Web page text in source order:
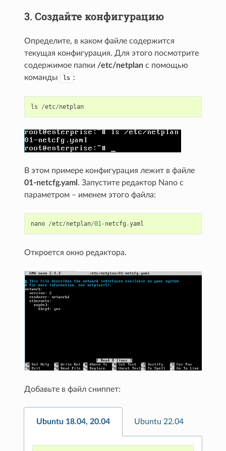
3. Создайте конфигурацию
Определите, в каком файле содержится
текущая конфигурация. Для этого посмотрите
содержимое папки /etc/netplan с помощью
команды
ls :
ls /etc/netplan
В этом примере конфигурация лежит в файле
01-netcfg.yaml . Запустите редактор Nano с
параметром – именем этого файла:
nano /etc/netplan/01- netcfg .yaml
Откроется окно редактора.
Добавьте в файл сниппет:
Ubuntu 18.04, 20.04 Ubuntu 22.04